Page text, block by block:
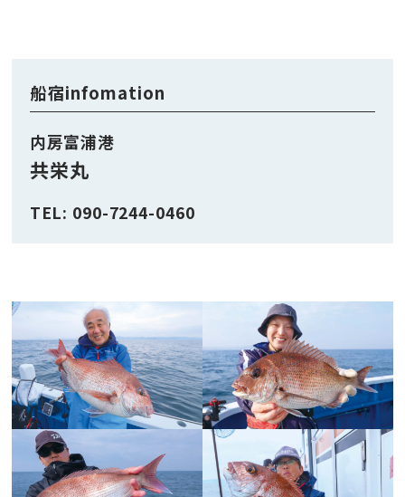
船宿infomation
内房富浦港
共栄丸
TEL: 090-7244-0460